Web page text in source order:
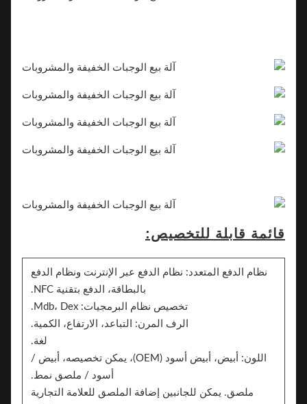
قائمة قابلة للتخصيص:
نظام الدفع المتعدد: نظام الدفع عبر الإنترنت ونظام الدفع
بالبطاقة، الدفع بتقنية NFC.
تخصيص نظام البرمجيات: Mdb، Dex.
الرف المرن: التباعد، الارتفاع، الكمية.
اللون: أبيض، أبيض أسود (OEM)، يمكن تخصيصه، أبيض /
أسود / ملصق نمط.
ملصق. يمكن للجانبين إضافة الملصق للعلامة التجارية